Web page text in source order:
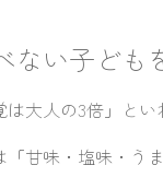
ない子ども
は大人の3倍」と
甘味・塩味・う